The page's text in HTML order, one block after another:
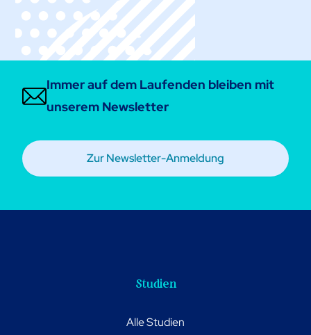
Immer auf dem Laufenden bleiben mit
unserem Newsletter
Zur Newsletter-Anmeldung
Studien
Alle Studien